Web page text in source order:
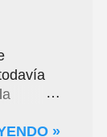
de
»